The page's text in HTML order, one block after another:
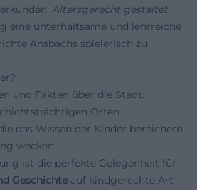
Altersgerecht gestaltet,
eine unterhaltsame und lehrreiche
Ansbachs spielerisch zu
und Fakten über die Stadt.
Orten.
das Wissen der Kinder bereichern
wecken.
ist die perfekte Gelegenheit für
Geschichte auf kindgerechte Art